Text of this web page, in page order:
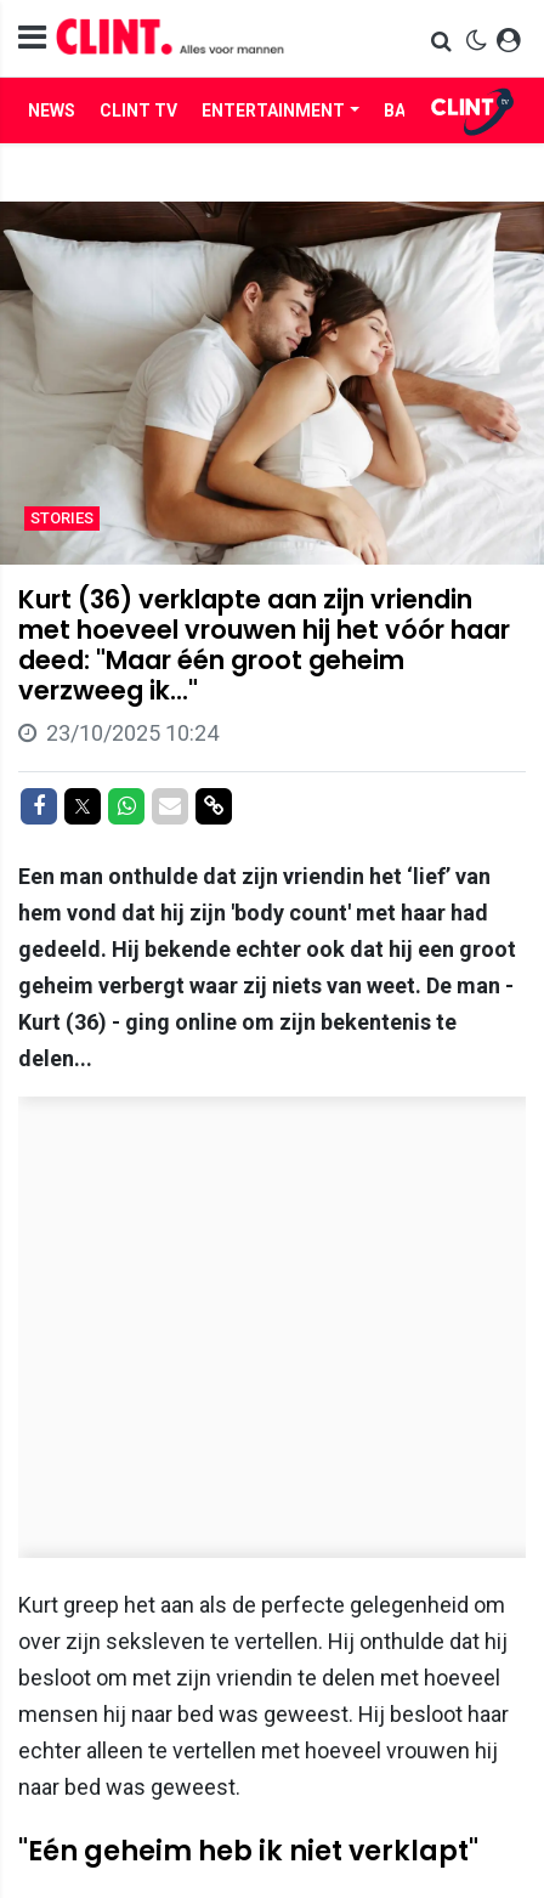
NEWS CLINT TV ENTERTAINMENT BABES LIFE
STORIES
Kurt (36) verklapte aan zijn vriendin
met hoeveel vrouwen hij het vóór haar
deed: "Maar één groot geheim
verzweeg ik..."
23/10/2025 10:24
Delen op Facebook
Delen op Twitter
Delen op Whatsapp
Delen via Mail
Delen via link
Een man onthulde dat zijn vriendin het ‘lief’ van
hem vond dat hij zijn 'body count' met haar had
gedeeld. Hij bekende echter ook dat hij een groot
geheim verbergt waar zij niets van weet. De man -
Kurt (36) - ging online om zijn bekentenis te
delen...
Kurt greep het aan als de perfecte gelegenheid om
over zijn seksleven te vertellen. Hij onthulde dat hij
besloot om met zijn vriendin te delen met hoeveel
mensen hij naar bed was geweest. Hij besloot haar
echter alleen te vertellen met hoeveel vrouwen hij
naar bed was geweest.
"Eén geheim heb ik niet verklapt"